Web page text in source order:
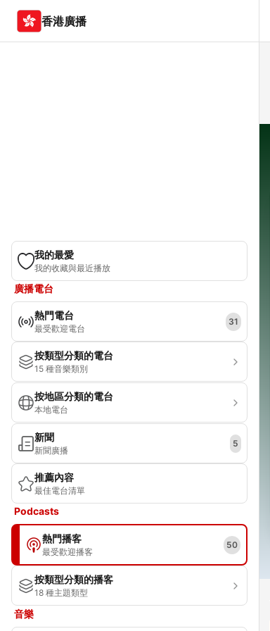
香港廣播
我的最愛
我的收藏與最近播放
廣播電台
熱門電台
最受歡迎電台
31
按類型分類的電台
15 種音樂類別
按地區分類的電台
本地電台
新聞
新聞廣播
5
推薦內容
最佳電台清單
Podcasts
熱門播客
最受歡迎播客
50
按類型分類的播客
18 種主題類型
音樂